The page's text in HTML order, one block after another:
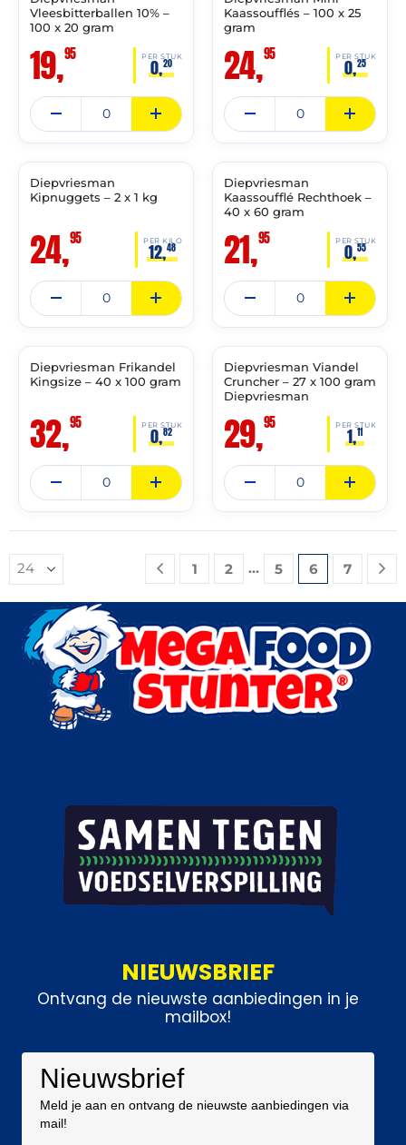
Vleesbitterballen 10% –
100 x 20 gram
19,95 PER STUK
0,20
Kaassoufflés – 100 x 25
gram
24,95 PER STUK
0,25
✓ VAST ASSORTIMENT
12-
Diepvriesman
Kipnuggets – 2 x 1 kg
24,95 PER KILO
12,48
✓ VAST ASSORTIMENT
28-
Diepvriesman
Kaassoufflé Rechthoek –
40 x 60 gram
21,95 PER STUK
0,55
✓ VAST ASSORTIMENT
31-
Diepvriesman Frikandel
Kingsize – 40 x 100 gram
32,95 PER STUK
0,82
✓ VAST ASSORTIMENT
06-
Diepvriesman Viandel
Cruncher – 27 x 100 gram
Diepvriesman
29,95 PER STUK
1,11
1 2 … 5 6 7
NIEUWSBRIEF
Ontvang de nieuwste aanbiedingen in je
mailbox!
Nieuwsbrief
Meld je aan en ontvang de nieuwste aanbiedingen via
mail!